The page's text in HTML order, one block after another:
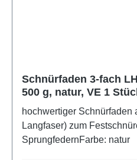
Schnürfaden 3-fach
500 g, natur, VE 1
hochwertiger Schnürfaden
Langfaser) zum
SprungfedernFarbe: natur